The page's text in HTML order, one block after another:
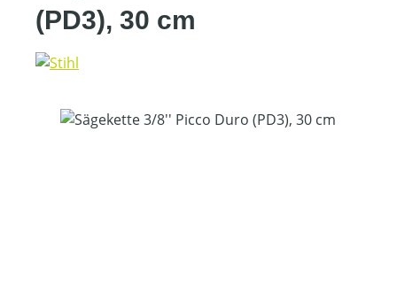
(PD3), 30 cm
Bildergalerie überspringen